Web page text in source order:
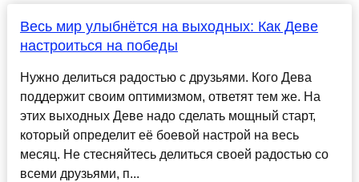
Весь мир улыбнётся на выходных: Как Деве
настроиться на победы
Нужно делиться радостью с друзьями. Кого Дева
поддержит своим оптимизмом, ответят тем же. На
этих выходных Деве надо сделать мощный старт,
который определит её боевой настрой на весь
месяц. Не стесняйтесь делиться своей радостью со
всеми друзьями, п...